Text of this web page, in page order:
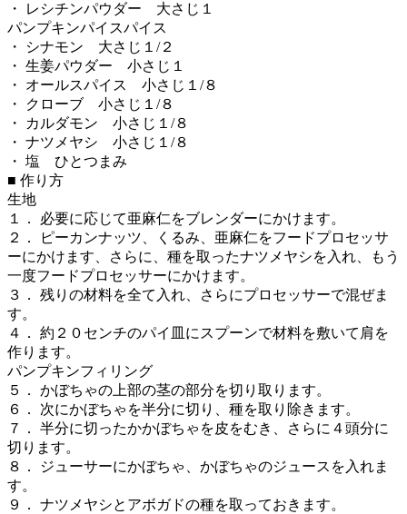
・ レシチンパウダー 大さじ１
パンプキンパイスパイス
・ シナモン 大さじ１/２
・ 生姜パウダー 小さじ１
・ オールスパイス 小さじ１/８
・ クローブ 小さじ１/８
・ カルダモン 小さじ１/８
・ ナツメヤシ 小さじ１/８
・ 塩 ひとつまみ
■ 作り方
生地
１． 必要に応じて亜麻仁をブレンダーにかけます。
２． ピーカンナッツ、くるみ、亜麻仁をフードプロセッサ
ーにかけます、さらに、種を取ったナツメヤシを入れ、もう
一度フードプロセッサーにかけます。
３． 残りの材料を全て入れ、さらにプロセッサーで混ぜま
す。
４． 約２０センチのパイ皿にスプーンで材料を敷いて肩を
作ります。
パンプキンフィリング
５． かぼちゃの上部の茎の部分を切り取ります。
６． 次にかぼちゃを半分に切り、種を取り除きます。
７． 半分に切ったかかぼちゃを皮をむき、さらに４頭分に
切ります。
８． ジューサーにかぼちゃ、かぼちゃのジュースを入れま
す。
９． ナツメヤシとアボガドの種を取っておきます。